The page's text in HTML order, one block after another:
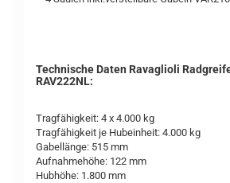
Technische Daten Ravaglioli
RAV222NL:
Tragfähigkeit: 4 x 4.000 kg
Tragfähigkeit je Hubeinheit: 4.000 kg
Gabellänge: 515 mm
Aufnahmehöhe: 122 mm
Hubhöhe: 1.800 mm